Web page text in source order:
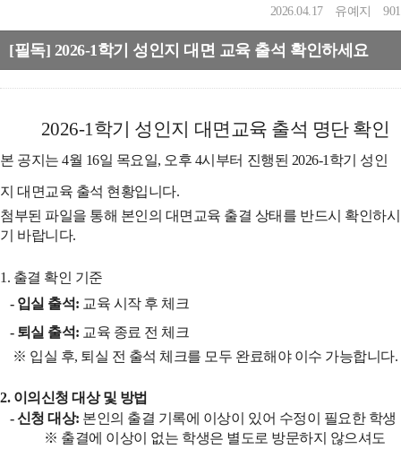
2026.04.17 유예지 901
[필독] 2026-1학기 성인지 대면 교육 출석 확인하세요
2026-1학기 성인지 대면교육 출석 명단 확인
본 공지는 4월 16일 목요일, 오후 4시부터 진행된 2026-1학기 성인
지 대면교육 출석 현황입니다.
첨부된 파일을 통해 본인의 대면교육 출결 상태를 반드시 확인하시
기 바랍니다.
1. 출결 확인 기준
- 입실 출석: 교육 시작 후 체크
- 퇴실 출석: 교육 종료 전 체크
※ 입실 후, 퇴실 전 출석 체크를 모두 완료해야 이수 가능합니다.
2. 이의신청 대상 및 방법
- 신청 대상: 본인의 출결 기록에 이상이 있어 수정이 필요한 학생
※ 출결에 이상이 없는 학생은 별도로 방문하지 않으셔도